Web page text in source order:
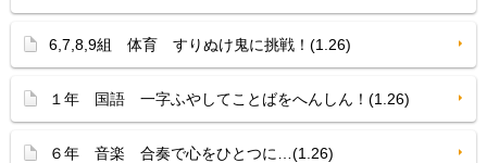
6,7,8,9組 体育 すりぬけ鬼に挑戦！(1.26)
１年 国語 一字ふやしてことばをへんしん！(1.26)
６年 音楽 合奏で心をひとつに…(1.26)